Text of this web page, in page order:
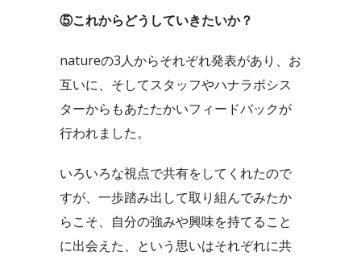
⑤これからどうしていきたいか？
natureの3人からそれぞれ発表があり、お
互いに、そしてスタッフやハナラボシス
ターからもあたたかいフィードバックが
行われました。
いろいろな視点で共有をしてくれたので
すが、一歩踏み出して取り組んでみたか
らこそ、自分の強みや興味を持てること
に出会えた、という思いはそれぞれに共